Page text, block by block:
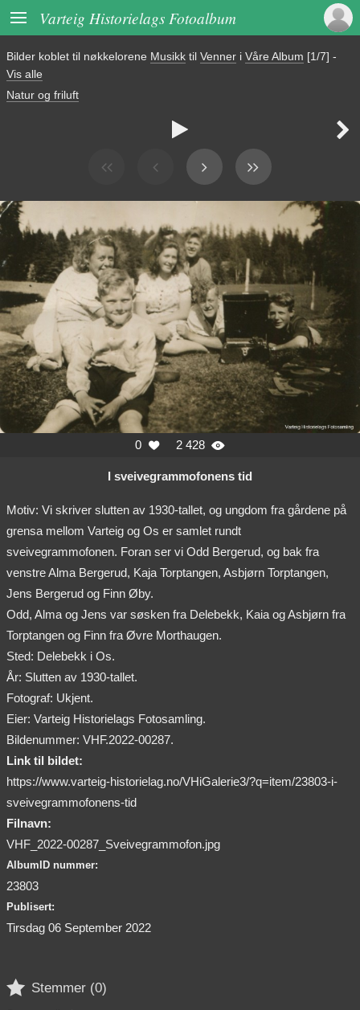
 Varteig Historielags Fotoalbum
Bilder koblet til nøkkelorene Musikk til Venner i Våre Album [1/7] -
Vis alle
Natur og friluft
 
0  2 428 
I sveivegrammofonens tid
Motiv: Vi skriver slutten av 1930-tallet, og ungdom fra gårdene på
grensa mellom Varteig og Os er samlet rundt
sveivegrammofonen. Foran ser vi Odd Bergerud, og bak fra
venstre Alma Bergerud, Kaja Torptangen, Asbjørn Torptangen,
Jens Bergerud og Finn Øby.
Odd, Alma og Jens var søsken fra Delebekk, Kaia og Asbjørn fra
Torptangen og Finn fra Øvre Morthaugen.
Sted: Delebekk i Os.
År: Slutten av 1930-tallet.
Fotograf: Ukjent.
Eier: Varteig Historielags Fotosamling.
Bildenummer: VHF.2022-00287.
Link til bildet:
https://www.varteig-historielag.no/VHiGalerie3/?q=item/23803-i-
sveivegrammofonens-tid
Filnavn:
VHF_2022-00287_Sveivegrammofon.jpg
AlbumID nummer:
23803
Publisert:
Tirsdag 06 September 2022
 Stemmer (0)